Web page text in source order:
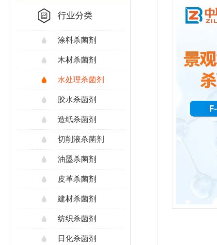
行业分类
涂料杀菌剂
木材杀菌剂
水处理杀菌剂
胶水杀菌剂
造纸杀菌剂
切削液杀菌剂
油墨杀菌剂
皮革杀菌剂
建材杀菌剂
纺织杀菌剂
日化杀菌剂